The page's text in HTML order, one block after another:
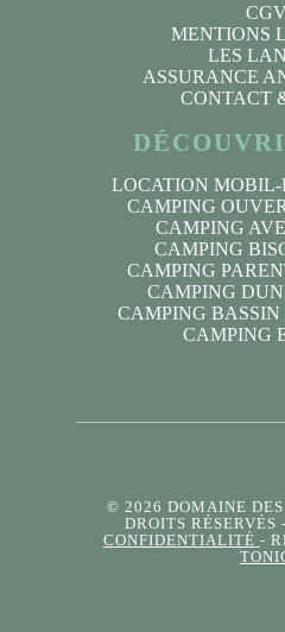
MENTIONS
LES
ASSURANCE
CONTACT
LOCATION
CAMPING
CAMPING
CAMPING
CAMPING
CAMPING
CAMPING BASSIN
CAMPING
© 2026 DOMAINE DES
DROITS RÉSERVÉS -
CONFIDENTIALITÉ -